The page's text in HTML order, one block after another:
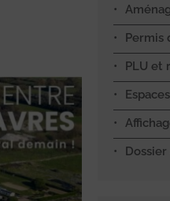
Permis
PLU et